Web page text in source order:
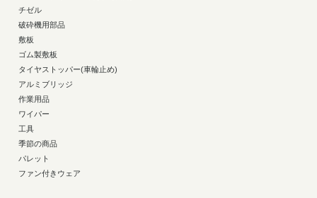
チゼル
破砕機用部品
敷板
ゴム製敷板
タイヤストッパー(車輪止め)
アルミブリッジ
作業用品
ワイパー
工具
季節の商品
パレット
ファン付きウェア